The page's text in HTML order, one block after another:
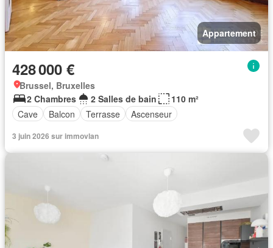
Appartement
428 000 €
Brussel, Bruxelles
2 Chambres
2 Salles de bain
110 m²
Cave
Balcon Terrasse Ascenseur
3 juin 2026 sur immovlan